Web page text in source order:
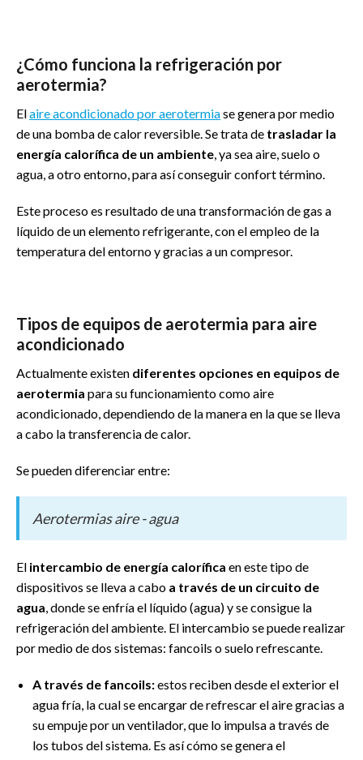
¿Cómo funciona la refrigeración por
aerotermia?
Elaire acondicionado por aerotermiase genera por medio
de una bomba de calor reversible. Se trata de trasladar la
energía calorífica de un ambiente , ya sea aire, suelo o
agua, a otro entorno, para así conseguir confort término.
Este proceso es resultado de una transformación de gas a
líquido de un elemento refrigerante, con el empleo de la
temperatura del entorno y gracias a un compresor.
Tipos de equipos de aerotermia para aire
acondicionado
Actualmente existen diferentes opciones en equipos de
aerotermia para su funcionamiento como aire
acondicionado, dependiendo de la manera en la que se lleva
a cabo la transferencia de calor.
Se pueden diferenciar entre:
Aerotermias aire - agua
El intercambio de energía calorífica en este tipo de
dispositivos se lleva a cabo a través de un circuito de
agua, donde se enfría el líquido (agua) y se consigue la
refrigeración del ambiente. El intercambio se puede realizar
por medio de dos sistemas: fancoils o suelo refrescante.
A través de fancoils:estos reciben desde el exterior el
agua fría, la cual se encargar de refrescar el aire gracias a
su empuje por un ventilador, que lo impulsa a través de
los tubos del sistema. Es así cómo se genera el